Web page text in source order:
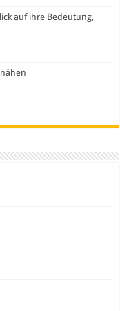
auf ihre Bedeutung,